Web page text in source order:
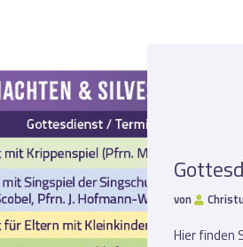
von
Hier finden